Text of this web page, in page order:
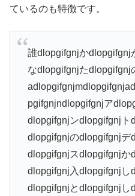
ているのも特徴です。
誰dlopgifgnjかdlopgifgnj
なdlopgifgnjたdlopgifgnj
pgifgnjndlopgifgnjア
dlopgifgnjンdlopgifgnjト
dlopgifgnjのdlopgifgnjデ
dlopgifgnjスdlopgifgnjか
dlopgifgnj入dlopgifgnjし
dlopgifgnjとdlopgifgnjし